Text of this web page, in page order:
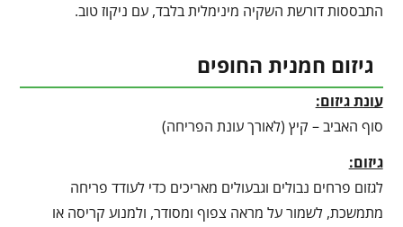
התבססות דורשת השקיה מינימלית בלבד, עם ניקוז טוב.
גיזום חמנית החופים
עונת גיזום:
סוף האביב – קיץ (לאורך עונת הפריחה)
גיזום:
לגזום פרחים נבולים וגבעולים מאריכים כדי לעודד פריחה
מתמשכת, לשמור על מראה צפוף ומסודר, ולמנוע קריסה או